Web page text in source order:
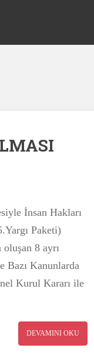
İnsan Hakları
Paketi)
8 ayrı
Bazı Kanunlarda
Kurul Kararı ile
DEVAMINI OKU